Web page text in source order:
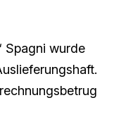
Spagni wurde